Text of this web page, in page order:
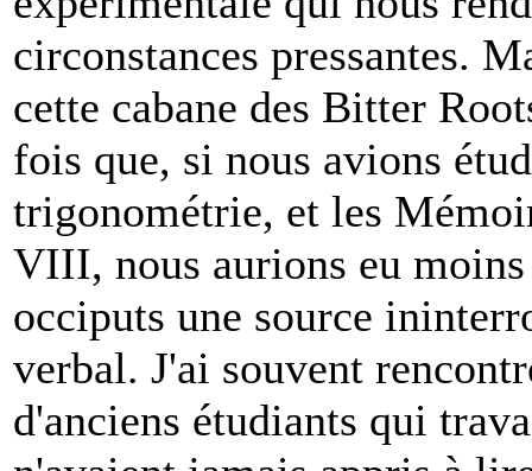
circonstances pressantes.
cette cabane des Bitter
fois que, si nous avions
trigonométrie, et les
VIII, nous aurions eu
occiputs une source
verbal. J'ai souvent
d'anciens étudiants qui